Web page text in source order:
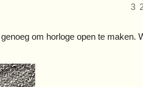
3
om horloge open te maken.